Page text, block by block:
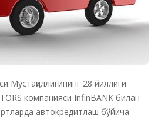
Мустақиллигининг 28 йиллиги
компанияси InfinBANK билан
автокредитлаш бўйича